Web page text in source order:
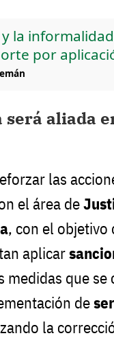
y la
por
aliada
las
el área de
, con el objetivo
aplicar
medidas que se
de
la